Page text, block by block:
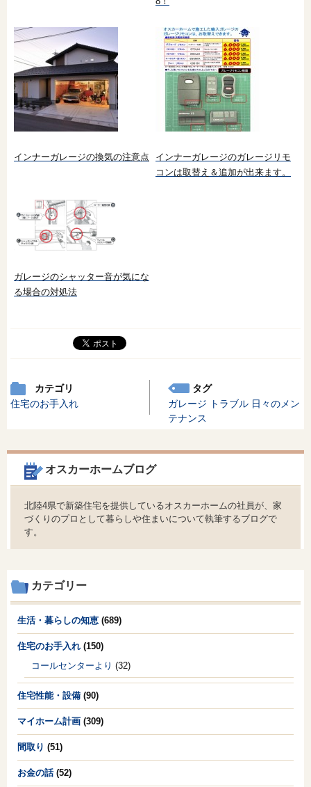
インナーガレージの換気の注意点
インナーガレージのガレージリモ
コンは取替え＆追加が出来ます。
ガレージのシャッター音が気にな
る場合の対処法
カテゴリ
住宅のお手入れ
タグ
ガレージ
トラブル 日々のメン
テナンス
オスカーホームブログ
北陸4県で新築住宅を提供しているオスカーホームの社員が、家
づくりのプロとして暮らしや住まいについて執筆するブログで
す。
カテゴリー
生活・暮らしの知恵 (689)
住宅のお手入れ (150)
コールセンターより (32)
住宅性能・設備 (90)
マイホーム計画 (309)
間取り (51)
お金の話(52)